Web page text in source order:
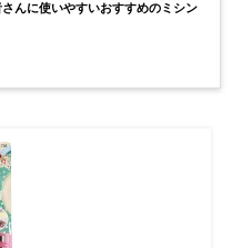
さんに使いやすいおすすめのミシン